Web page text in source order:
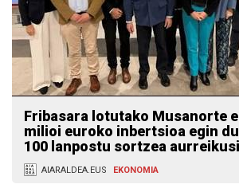
Fribasara lotutako Musanorte
milioi euroko inbertsioa egin
100 lanpostu sortzea
AIARALDEA.EUS EKONOMIA